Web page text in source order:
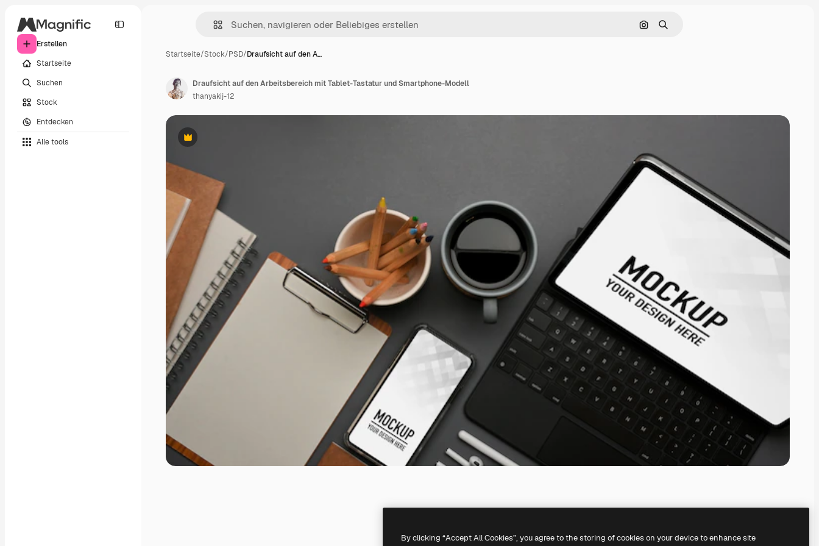
Erstellen
Startseite
Suchen
Stock
Entdecken
Alle tools
Nach Bild suchen
Suchen
Startseite/Stock/PSD/Draufsicht auf den A…
Premium
Draufsicht auf den Arbeitsbereich mit Tablet-Tastatur und Smartphone-Modell
thanyakij-12
By clicking “Accept All Cookies”, you agree to the storing of cookies on your device to enhance site